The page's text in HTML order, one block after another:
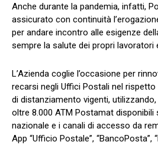
Anche durante la pandemia, infatti,
assicurato con continuità
per andare incontro alle esigenze
sempre la salute dei propri lavoratori
L’Azienda coglie l’occasione per
recarsi negli Uffici Postali nel
di distanziamento vigenti,
oltre 8.000 ATM Postamat
nazionale e i canali di accesso da
App “Ufficio Postale”, “BancoPosta”,